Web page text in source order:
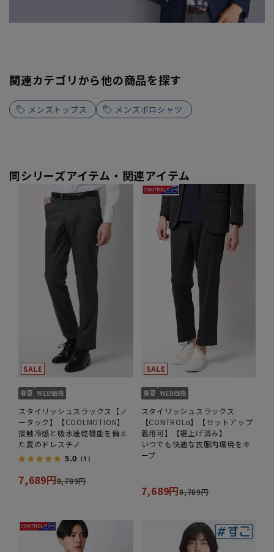
関連カテゴリから他の商品を探す
メンズトップス メンズポロシャツ
同シリーズアイテム・関連アイテム
スタイリッシュスラックス【ノ
ータック】【COOLMOTION】
接触冷感と吸水速乾機能を備え
た夏のドレスチノ
5.0 （1）
7,689円8,789円
スタイリッシュスラックス
【CONTROLα】【セットアップ
着用可】【裾上げ済み】
いつでも快適な衣服内環境をキ
ープ
7,689円8,789円